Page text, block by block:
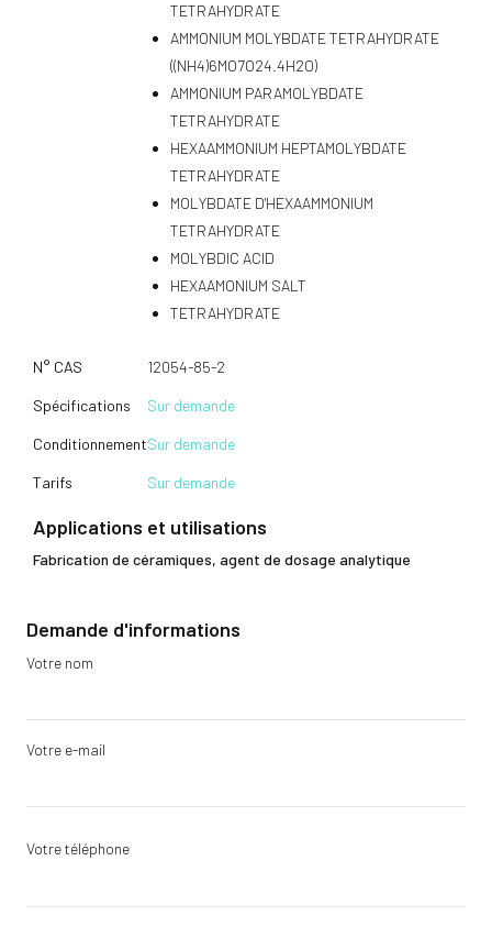
TETRAHYDRATE
AMMONIUM MOLYBDATE TETRAHYDRATE
((NH4)6MO7O24.4H2O)
AMMONIUM PARAMOLYBDATE
TETRAHYDRATE
HEXAAMMONIUM HEPTAMOLYBDATE
TETRAHYDRATE
MOLYBDATE D'HEXAAMMONIUM
TETRAHYDRATE
MOLYBDIC ACID
HEXAAMONIUM SALT
TETRAHYDRATE
N° CAS 12054-85-2
Spécifications Sur demande
ConditionnementSur demande
Tarifs Sur demande
Applications et utilisations
Fabrication de céramiques, agent de dosage analytique
Demande d'informations
Votre nom
Votre e-mail
Votre téléphone